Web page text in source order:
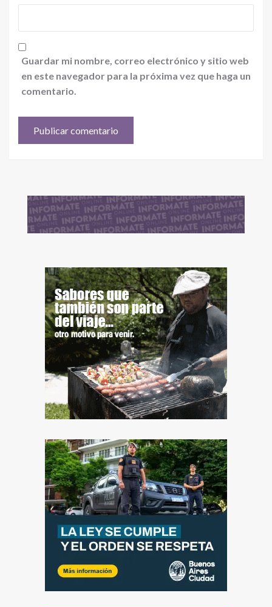
Guardar mi nombre, correo electrónico y sitio web
en este navegador para la próxima vez que haga un
comentario.